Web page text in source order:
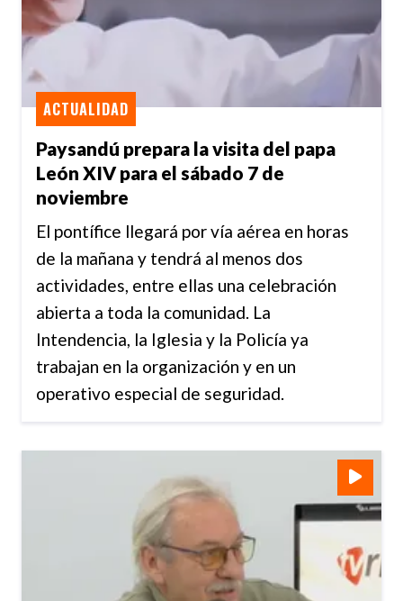
Paysandú prepara la visita del papa
León XIV para el sábado 7 de
noviembre
ACTUALIDAD
El pontífice llegará por vía aérea en horas
de la mañana y tendrá al menos dos
actividades, entre ellas una celebración
abierta a toda la comunidad. La
Intendencia, la Iglesia y la Policía ya
trabajan en la organización y en un
operativo especial de seguridad.